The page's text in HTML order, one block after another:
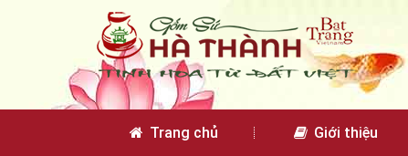
Trang chủ Giới thiệu